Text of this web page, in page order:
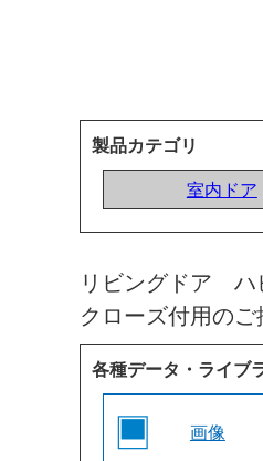
製品カテゴリ
室内ドア
リビングドア
クローズ付用の
各種データ・ライブ
画像